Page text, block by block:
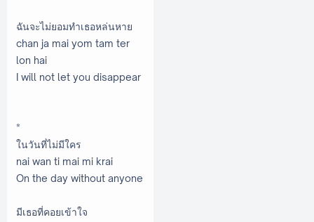
ฉันจะไม่ยอมทำเธอหล่นหาย
chan ja mai yom tam ter
lon hai
I will not let you disappear
*
ในวันที่ไม่มีใคร
nai wan ti mai mi krai
On the day without anyone
มีเธอที่คอยเข้าใจ